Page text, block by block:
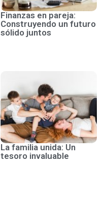
Finanzas en pareja:
Construyendo un futuro
sólido juntos
La familia unida: Un
tesoro invaluable